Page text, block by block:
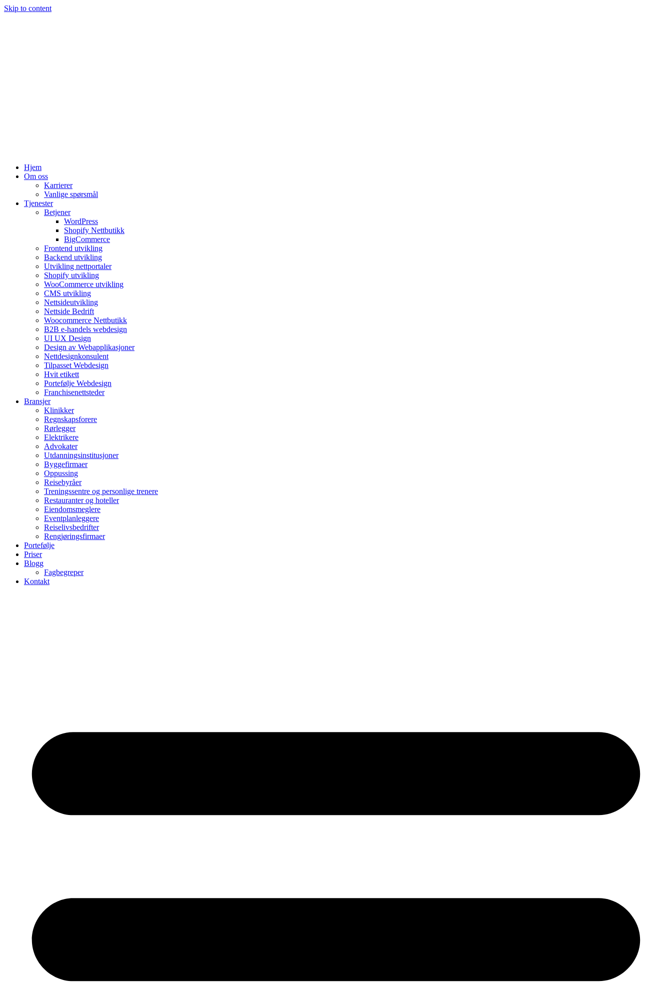
Skip to content
Hjem
Om oss
Karrierer
Vanlige spørsmål
Tjenester
Betjener
WordPress
Shopify Nettbutikk
BigCommerce
Frontend utvikling
Backend utvikling
Utvikling nettportaler
Shopify utvikling
WooCommerce utvikling
CMS utvikling
Nettsideutvikling
Nettside Bedrift
Woocommerce Nettbutikk
B2B e-handels webdesign
UI UX Design
Design av Webapplikasjoner
Nettdesignkonsulent
Tilpasset Webdesign
Hvit etikett
Portefølje Webdesign
Franchisenettsteder
Bransjer
Klinikker
Regnskapsforere
Rørlegger
Elektrikere
Advokater
Utdanningsinstitusjoner
Byggefirmaer
Oppussing
Reisebyråer
Treningssentre og personlige trenere
Restauranter og hoteller
Eiendomsmeglere
Eventplanleggere
Reiselivsbedrifter
Rengjøringsfirmaer
Portefølje
Priser
Blogg
Fagbegreper
Kontakt